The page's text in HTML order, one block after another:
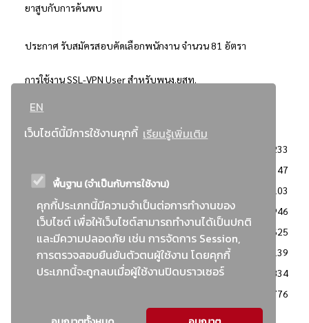
EN
เว็บไซต์นี้มีการใช้งานคุกกี้ เรียนรู้เพิ่มเติม
พื้นฐาน (จำเป็นกับการใช้งาน)
คุกกี้ประเภทนี้มีความจำเป็นต่อการทำงานของ
เว็บไซต์ เพื่อให้เว็บไซต์สามารถทำงานได้เป็นปกติ
และมีความปลอดภัย เช่น การจัดการ Session,
การตรวจสอบยืนยันตัวตนผู้ใช้งาน โดยคุกกี้
ประเภทนี้จะถูกลบเมื่อผู้ใช้งานปิดบราวเซอร์
ยาสูบกับการค้นพบ
ประกาศ รับสมัครสอบคัดเลือกพนักงาน จำนวน 81 อัตรา
การใช้งาน SSL-VPN User สำหรับพนง.ยสท.
..ยอดนิยม..
3233
2347
: วิธีเฉพาะเจาะจง
2103
ข่าวสาร/ประกาศ
1946
: เอกสารส่งเสริมความโปร่งใสในการจัดซื้อจัดจ้าง
1625
ข่าวสารจัดซื้อจัดจ้าง
1139
: แผนการจัดซื้อจัดจ้าง
834
776